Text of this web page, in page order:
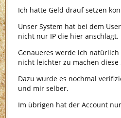
Ich hätte Geld drauf setzen
Unser System hat bei dem
nicht nur IP die hier anschlägt.
Genaueres werde ich
nicht leichter zu machen diese
Dazu wurde es nochmal
und mir selber.
Im übrigen hat der Account